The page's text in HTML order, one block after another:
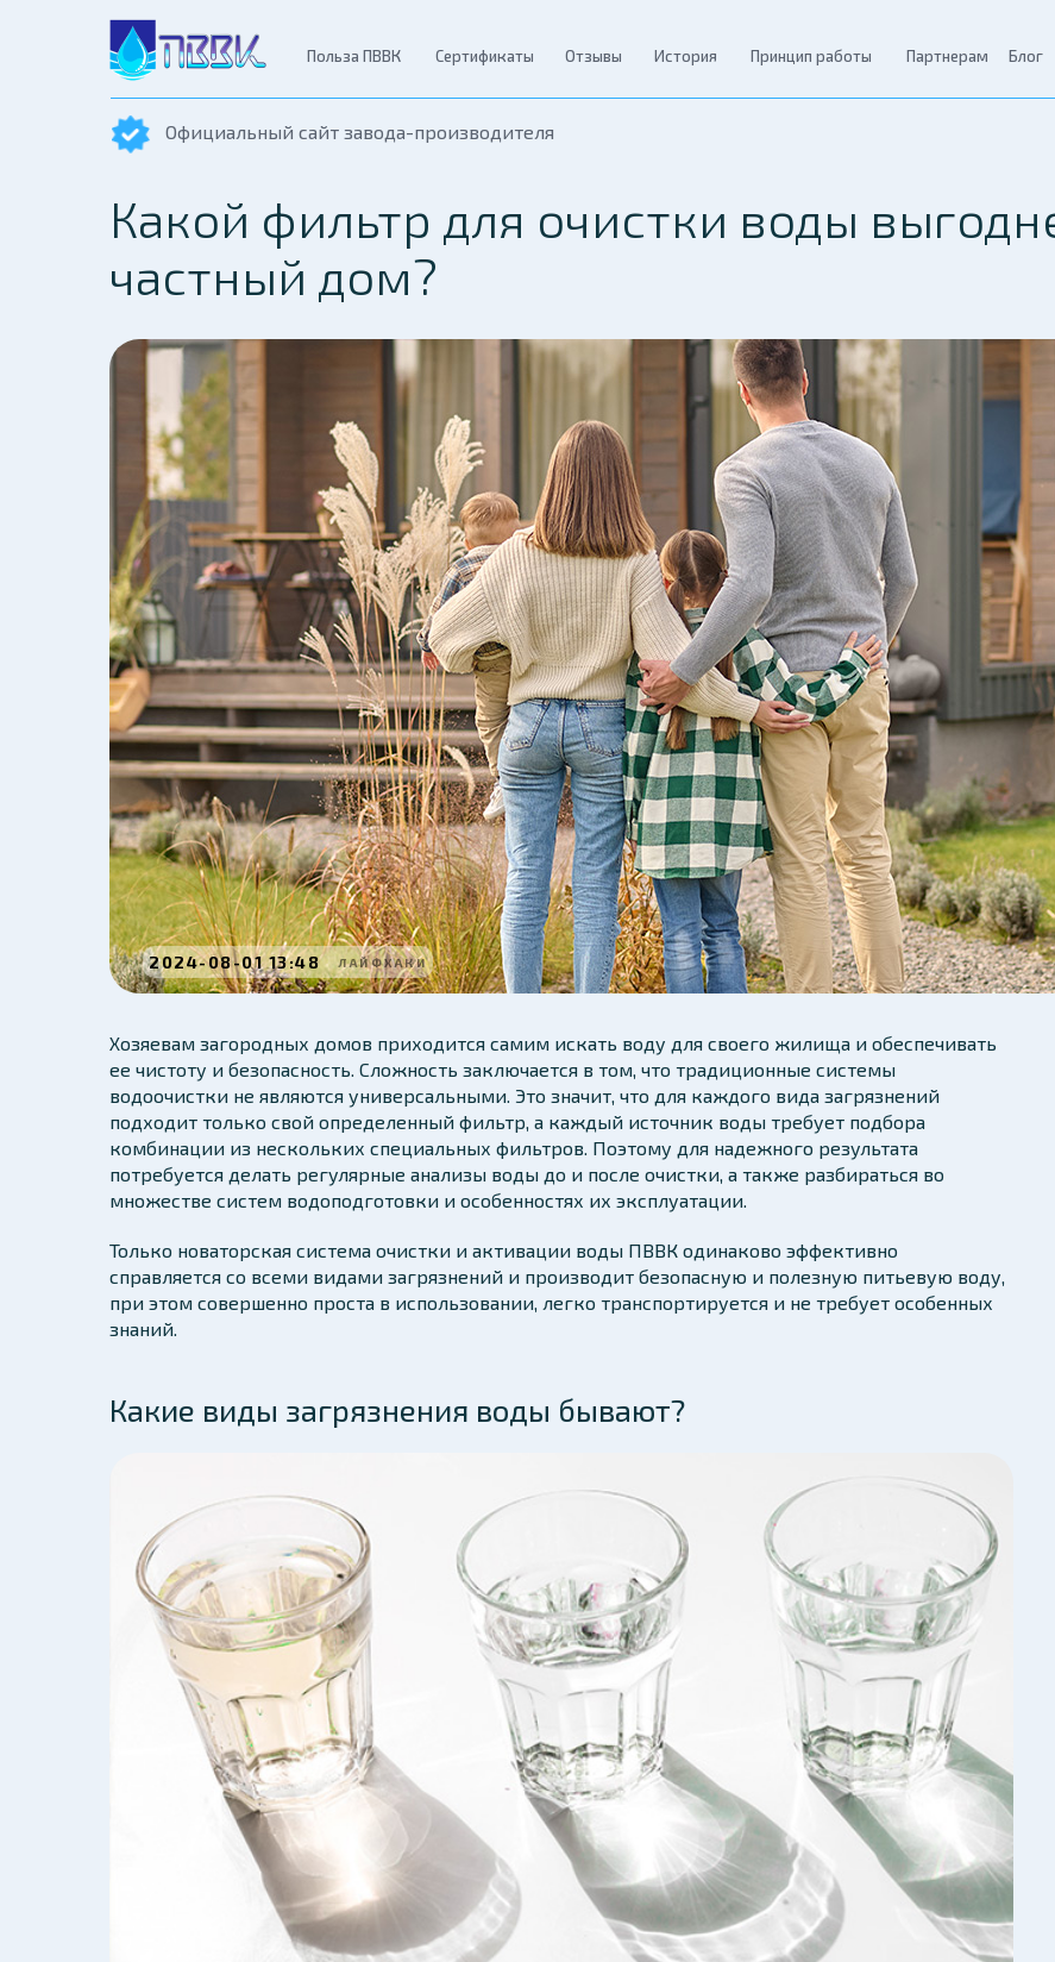
Польза ПВВК Сертификаты Отзывы История Принцип работы Партнерам Блог
Официальный сайт завода-производителя
Какой фильтр для очистки воды
частный дом?
2024-08-01 13:48 ЛАЙФХАКИ
Хозяевам загородных домов приходится самим искать воду для своего жилища и обеспечивать
ее чистоту и безопасность. Сложность заключается в том, что традиционные системы
водоочистки не являются универсальными. Это значит, что для каждого вида загрязнений
подходит только свой определенный фильтр, а каждый источник воды требует подбора
комбинации из нескольких специальных фильтров. Поэтому для надежного результата
потребуется делать регулярные анализы воды до и после очистки, а также разбираться во
множестве систем водоподготовки и особенностях их эксплуатации.
Только новаторская система очистки и активации воды ПВВК одинаково эффективно
справляется со всеми видами загрязнений и производит безопасную и полезную питьевую воду,
при этом совершенно проста в использовании, легко транспортируется и не требует особенных
знаний.
Какие виды загрязнения воды бывают?